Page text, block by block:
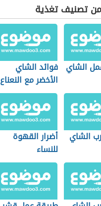
تصنيف تغذية
الشاي فوائد الشاي
الأخضر مع النعناع
الشاي
أضرار القهوة
للنساء